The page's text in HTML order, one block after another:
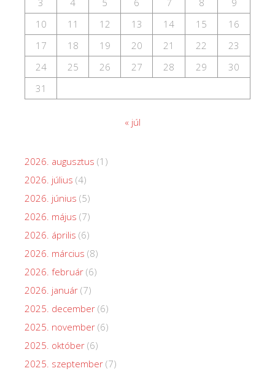
3
4 5 6 7 8
9
10
11 12 13 14 15
16
17
18 19 20 21 22
23
24
25 26 27 28 29
30
31
« júl
2026. augusztus (1)
2026. július (4)
2026. június (5)
2026. május (7)
2026. április (6)
2026. március (8)
2026. február (6)
2026. január (7)
2025. december (6)
2025. november (6)
2025. október (6)
2025. szeptember (7)